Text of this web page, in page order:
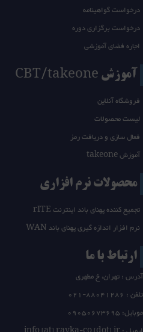
درخواست گواهینامه
درخواست برگزاری دوره
اجاره فضای آموزشی
آموزش CBT/takeone
فروشگاه آنلاین
لیست محصولات
فعال سازی و دریافت رمز
آموزش takeone
محصولات نرم افزاری
تجمیع کننده پهنای باند اینترنت rITE
نرم افزار اندازه گیری پهنای باند WAN
ارتباط با ما
آدرس : تهران، خ مطهری
تلفن : 21-88041286
0
موبایل: 09050673695